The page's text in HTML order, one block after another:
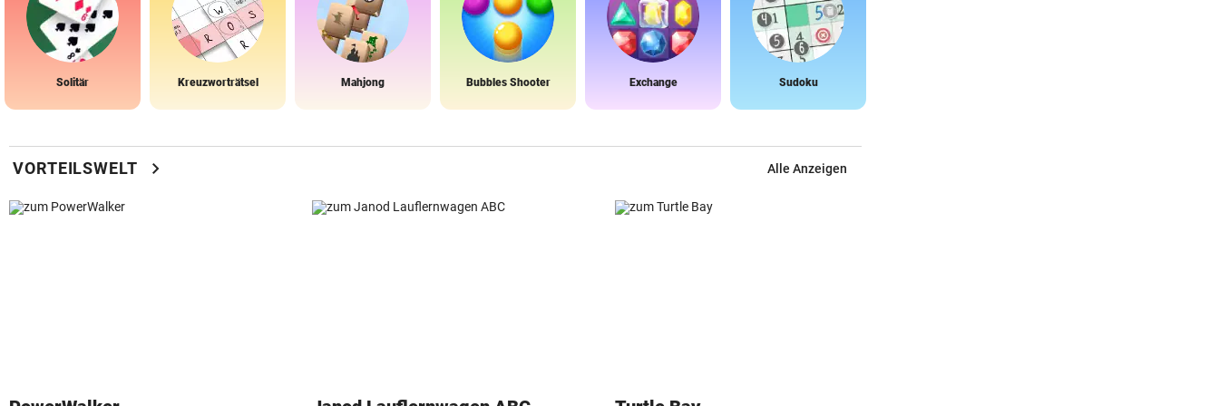
Solitär Kreuzworträtsel Mahjong Bubbles Shooter Exchange Sudoku
VORTEILSWELT chevron_right Alle Anzeigen